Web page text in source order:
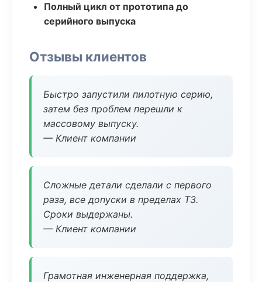
Полный цикл от прототипа до
серийного выпуска
Отзывы клиентов
Быстро запустили пилотную серию,
затем без проблем перешли к
массовому выпуску.
— Клиент компании
Сложные детали сделали с первого
раза, все допуски в пределах ТЗ.
Сроки выдержаны.
— Клиент компании
Грамотная инженерная поддержка,